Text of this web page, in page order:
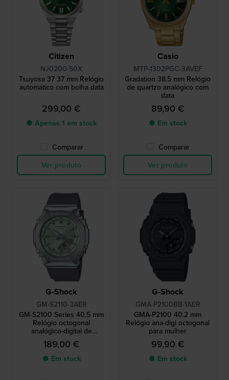
Citizen
NJ0200-50X
Tsuyosa 37 37 mm Relógio
automático com bolha data
299,00 €
● Apenas 1 em stock
Comparar
Ver produto
Casio
MTP-1302PGC-3AVEF
Gradation 38.5 mm Relógio
de quartzo analógico com
data
89,90 €
● Em stock
Comparar
Ver produto
G-Shock
GM-S2110-3AER
GM-S2100 Series 40.5 mm
Relógio octogonal
analógico-digital de
tendência
189,00 €
● Em stock
G-Shock
GMA-P2100BB-1AER
GMA-P2100 40.2 mm
Relógio ana-digi octogonal
para mulher
99,90 €
● Em stock